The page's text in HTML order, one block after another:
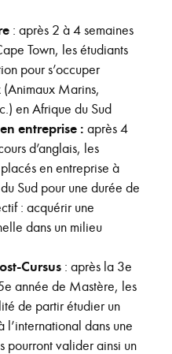
: après 2 à 4 semaines
Town, les étudiants
pour s’occuper
(Animaux Marins,
en Afrique du Sud
entreprise : après 4
d’anglais, les
en entreprise à
Sud pour une durée de
: acquérir une
dans un milieu
Cursus : après la 3e
année de Mastère, les
de partir étudier un
l’international dans une
pourront valider ainsi un